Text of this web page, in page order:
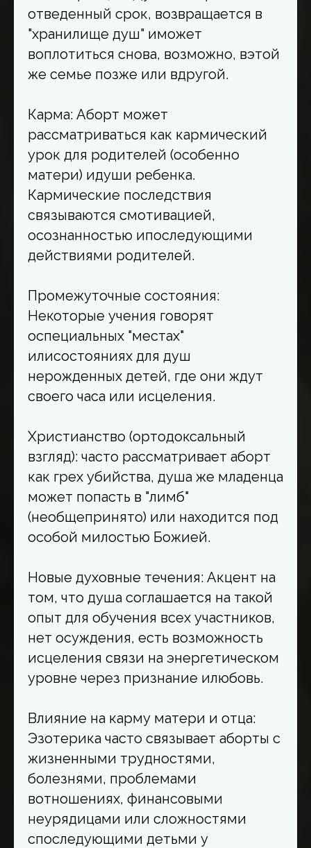
отведенный срок, возвращается в
"хранилище душ" иможет
воплотиться снова, возможно, вэтой
же семье позже или вдругой.
Карма: Аборт может
рассматриваться как кармический
урок для родителей (особенно
матери) идуши ребенка.
Кармические последствия
связываются смотивацией,
осознанностью ипоследующими
действиями родителей.
Промежуточные состояния:
Некоторые учения говорят
оспециальных "местах"
илисостояниях для душ
нерожденных детей, где они ждут
своего часа или исцеления.
Христианство (ортодоксальный
взгляд): часто рассматривает аборт
как грех убийства, душа же младенца
может попасть в "лимб"
(необщепринято) или находится под
особой милостью Божией.
Новые духовные течения: Акцент на
том, что душа соглашается на такой
опыт для обучения всех участников,
нет осуждения, есть возможность
исцеления связи на энергетическом
уровне через признание илюбовь.
Влияние на карму матери и отца:
Эзотерика часто связывает аборты с
жизненными трудностями,
болезнями, проблемами
вотношениях, финансовыми
неурядицами или сложностями
споследующими детьми у